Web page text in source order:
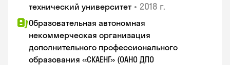
технический университет • 2018 г.
Образовательная автономная
некоммерческая организация
дополнительного профессионального
образования «СКАЕНГ» (ОАНО ДПО